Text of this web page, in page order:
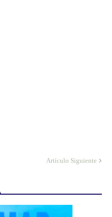
Artículo Siguiente